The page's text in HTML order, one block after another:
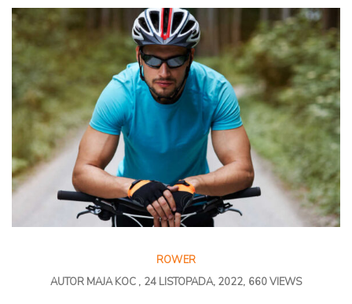
ROWER
AUTOR MAJA KOC 24 LISTOPADA, 2022 660 VIEWS